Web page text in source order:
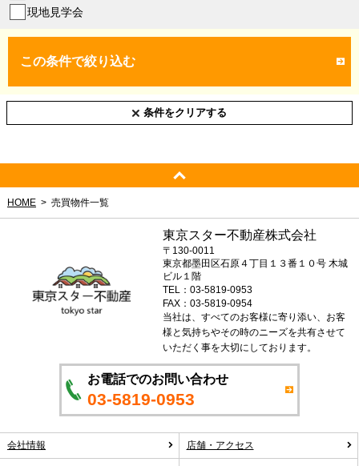
現地見学会
この条件で絞り込む
条件をクリアする
HOME 売買物件一覧
東京スター不動産株式会社
〒130-0011
東京都墨田区石原４丁目１３番１０号 木城
ビル１階
TEL：03-5819-0953
FAX：03-5819-0954
当社は、すべてのお客様に寄り添い、お客
様と気持ちやその時のニーズを共有させて
いただく事を大切にしております。
お電話でのお問い合わせ
03-5819-0953
会社情報 店舗・アクセス